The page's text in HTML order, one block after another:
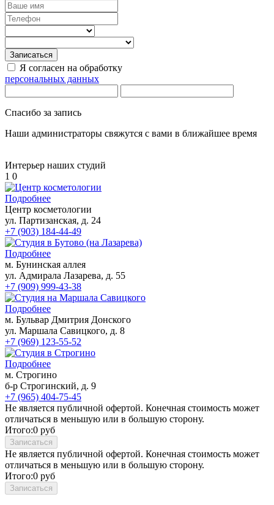
Наращивание ресниц
Химическая завивка ресниц
Окрашивание ресниц
Брови
Ламинирование бровей
Коррекция бровей
Окрашивание бровей
Архитектура бровей
Ногтевой сервис
Маникюр
Классический маникюр
Японский маникюр
Детский маникюр (до 12 лет)
Мужской маникюр
Аппаратный маникюр
Европейский необрезной маникюр
Покрытие SHELLAC
Педикюр
Комбинированный педикюр
Мужской педикюр
Детский педикюр
Аппаратный педикюр
Лечебные покрытия для ногтей
Наращивание ногтей
Услуги подолога
Записаться
Я согласен на обработку
персональных данных
Спасибо за запись
Наши администраторы свяжутся с вами в ближайшее время
Интерьер наших студий
1 0
Подробнее
Центр косметологии
ул. Партизанская, д. 24
+7 (903) 184-44-49
Подробнее
м. Бунинская аллея
ул. Адмирала Лазарева, д. 55
+7 (909) 999-43-38
Подробнее
м. Бульвар Дмитрия Донского
ул. Маршала Савицкого, д. 8
+7 (969) 123-55-52
Подробнее
м. Строгино
б-р Строгинский, д. 9
+7 (965) 404-75-45
Не является публичной офертой. Конечная стоимость может
отличаться в меньшую или в большую сторону.
Итого:0 руб
Записаться
Не является публичной офертой. Конечная стоимость может
отличаться в меньшую или в большую сторону.
Итого:0 руб
Записаться